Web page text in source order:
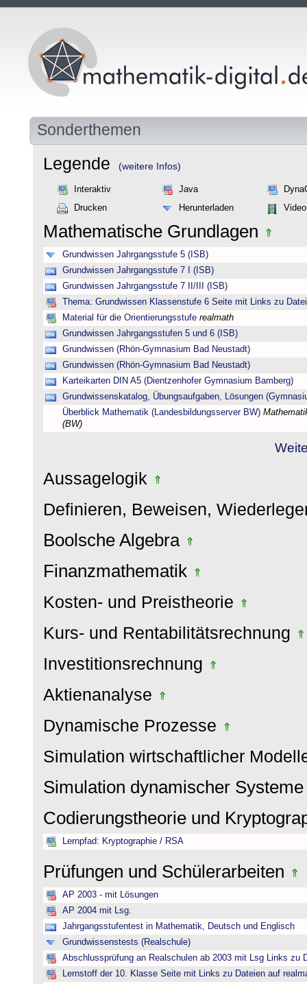
Sonderthemen
Legende (weitere Infos)
Interaktiv Java
Drucken
Herunterladen Video
Mathematische Grundlagen
Grundwissen Jahrgangsstufe 5 (ISB)
Grundwissen Jahrgangsstufe 7 I (ISB)
Grundwissen Jahrgangsstufe 7 II/III (ISB)
Thema: Grundwissen Klassenstufe 6 Seite mit Links zu
Material für die Orientierungsstufe realmath
Grundwissen Jahrgangsstufen 5 und 6 (ISB)
Grundwissen (Rhön-Gymnasium Bad Neustadt)
Grundwissen (Rhön-Gymnasium Bad Neustadt)
Karteikarten DIN A5 (Dientzenhofer Gymnasium Bamberg)
Grundwissenskatalog, Übungsaufgaben, Lösungen
Überblick Mathematik (Landesbildungsserver BW)
(BW)
Aussagelogik
Definieren, Beweisen,
Boolsche Algebra
Finanzmathematik
Kosten- und Preistheorie
Kurs- und Rentabilitätsrechnung
Investitionsrechnung
Aktienanalyse
Dynamische Prozesse
Simulation wirtschaftlicher
Simulation dynamischer
Codierungstheorie und
Lernpfad: Kryptographie / RSA
Prüfungen und Schülerarbeiten
AP 2003 - mit Lösungen
AP 2004 mit Lsg.
Jahrgangsstufentest in Mathematik, Deutsch und Englisch
Grundwissenstests (Realschule)
Abschlussprüfung an Realschulen ab 2003 mit Lsg Links zu
Lernstoff der 10. Klasse Seite mit Links zu Dateien auf